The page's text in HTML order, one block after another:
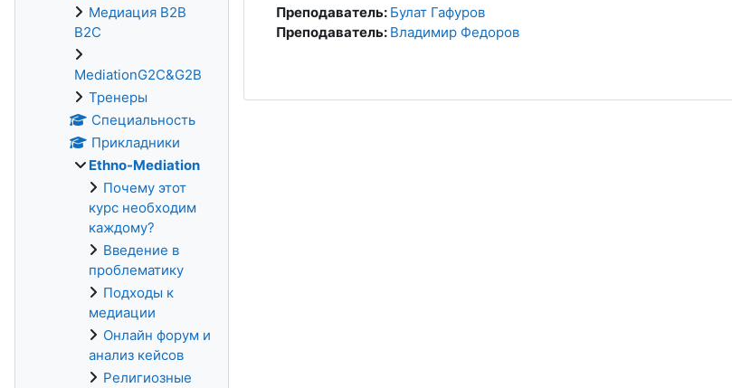
Преподаватель: Булат Гафуров
Преподаватель: Владимир Федоров
Медиация B2B
B2C
MediationG2C&G2B
Тренеры
Специальность
Прикладники
Ethno-Mediation
Почему этот
курс необходим
каждому?
Введение в
проблематику
Подходы к
медиации
Онлайн форум и
анализ кейсов
Религиозные